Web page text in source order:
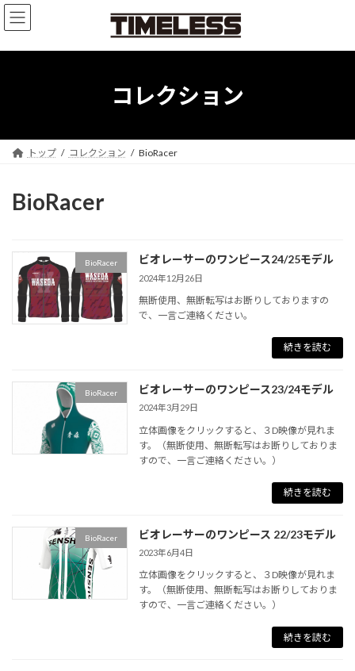
コ
ン
ン
ナ
ビ
ー
コレクション
トップ コレクション BioRacer
BioRacer
BioRacer ビオレーサーのワンピース24/25モデル
2024年12月26日
無断使用、無断転写はお断りしておりますの
で、一言ご連絡ください。
続きを読む
BioRacer ビオレーサーのワンピース23/24モデル
2024年3月29日
立体画像をクリックすると、３D映像が見れま
す。（無断使用、無断転写はお断りしておりま
すので、一言ご連絡ください。）
続きを読む
BioRacer ビオレーサーのワンピース 22/23モデル
2023年6月4日
立体画像をクリックすると、３D映像が見れま
す。（無断使用、無断転写はお断りしておりま
すので、一言ご連絡ください。）
続きを読む